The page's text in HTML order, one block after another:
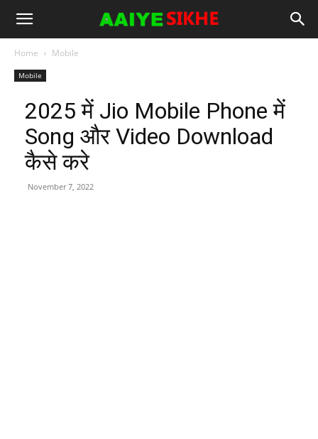
Home Mobile
Mobile
2025 में Jio Mobile Phone में
Song और Video Download
कैसे करे
November 7, 2022